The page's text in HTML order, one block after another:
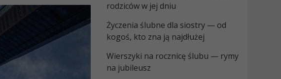
rodziców w jej dniu
Życzenia ślubne dla siostry — od
kogoś, kto zna ją najdłużej
Wierszyki na rocznicę ślubu — rymy
na jubileusz